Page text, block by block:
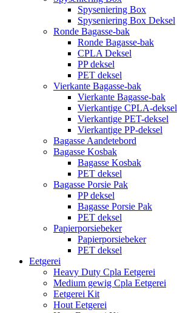
Spyseniering Box
Spyseniering Box Deksel
Ronde Bagasse-bak
Ronde Bagasse-bak
CPLA Deksel
PP deksel
PET deksel
Vierkante Bagasse-bak
Vierkante Bagasse-bak
Vierkantige CPLA-deksel
Vierkantige PET-deksel
Vierkantige PP-deksel
Bagasse Aandetebord
Bagasse Kosbak
Bagasse Kosbak
PET deksel
Bagasse Porsie Pak
PP deksel
Bagasse Porsie Pak
PET deksel
Papierporsiebeker
Papierporsiebeker
PET deksel
Eetgerei
Heavy Duty Cpla Eetgerei
Medium gewig Cpla Eetgerei
Eetgerei Kit
Hout Eetgerei